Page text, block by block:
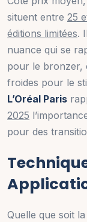
situent entre 25
éditions limitées.
nuance qui se
pour le bronzer,
froides pour le
L’Oréal Paris
2025
pour des
Quelle que soit